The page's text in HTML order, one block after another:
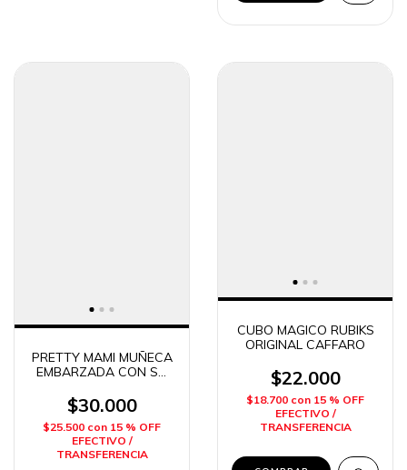
PRETTY MAMI MUÑECA
EMBARZADA CON SU
DITOYS
$30.000
$25.500 con 15 % OFF
EFECTIVO /
TRANSFERENCIA
CUBO MAGICO RUBIKS
ORIGINAL CAFFARO
$22.000
$18.700 con 15 % OFF
EFECTIVO /
TRANSFERENCIA